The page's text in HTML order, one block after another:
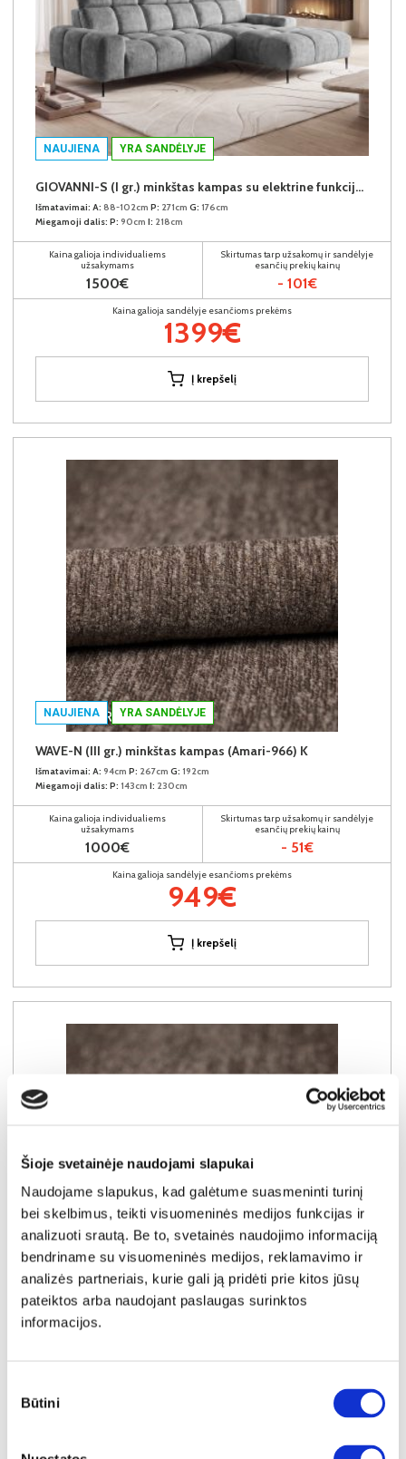
Šioje svetainėje naudojami slapukai
Naudojame slapukus, kad galėtume suasmeninti turinį
bei skelbimus, teikti visuomeninės medijos funkcijas ir
analizuoti srautą. Be to, svetainės naudojimo informaciją
bendriname su visuomeninės medijos, reklamavimo ir
analizės partneriais, kurie gali ją pridėti prie kitos jūsų
pateiktos arba naudojant paslaugas surinktos
informacijos.
pasirinkimas
Būtini
NAUJIENA YRA SANDĖLYJE
GIOVANNI-S (I gr.) minkštas kampas su elektrine funkcija (Aphrodite-21) D
Išmatavimai: A: 88-102cm P: 271cm G: 176cm
Miegamoji dalis: P: 90cm I: 218cm
Kaina galioja individualiems
užsakymams
1500€
Skirtumas tarp užsakomų ir sandėlyje
esančių prekių kainų
- 101€
Kaina galioja sandėlyje esančioms prekėms
1399€
Į krepšelį
NAUJIENA YRA SANDĖLYJE
WAVE-N (III gr.) minkštas kampas (Amari-966) K
Išmatavimai: A: 94cm P: 267cm G: 192cm
Miegamoji dalis: P: 143cm I: 230cm
Kaina galioja individualiems
užsakymams
1000€
Skirtumas tarp užsakomų ir sandėlyje
esančių prekių kainų
- 51€
Kaina galioja sandėlyje esančioms prekėms
949€
Į krepšelį
NAUJIENA YRA SANDĖLYJE
WAVE-N (III gr.) minkštas kampas (Amari-966) D
esančių prekių kainų